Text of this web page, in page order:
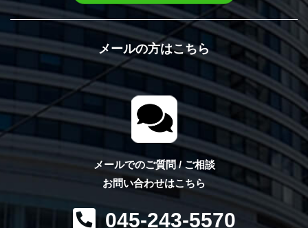
メールの方はこちら
メールでのご質問 / ご相談
お問い合わせはこちら
045-243-5570